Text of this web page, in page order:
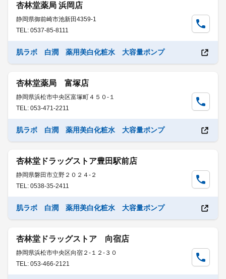
杏林堂薬局 浜岡店
静岡県御前崎市池新田4359-1
TEL: 0537-85-8111
肌ラボ 白潤 薬用美白化粧水 大容量ポンプ
杏林堂薬局 富塚店
静岡県浜松市中央区富塚町４５０-１
TEL: 053-471-2211
肌ラボ 白潤 薬用美白化粧水 大容量ポンプ
杏林堂ドラッグストア豊田駅前店
静岡県磐田市立野２０２４-２
TEL: 0538-35-2411
肌ラボ 白潤 薬用美白化粧水 大容量ポンプ
杏林堂ドラッグストア 向宿店
静岡県浜松市中央区向宿２-１２-３０
TEL: 053-466-2121